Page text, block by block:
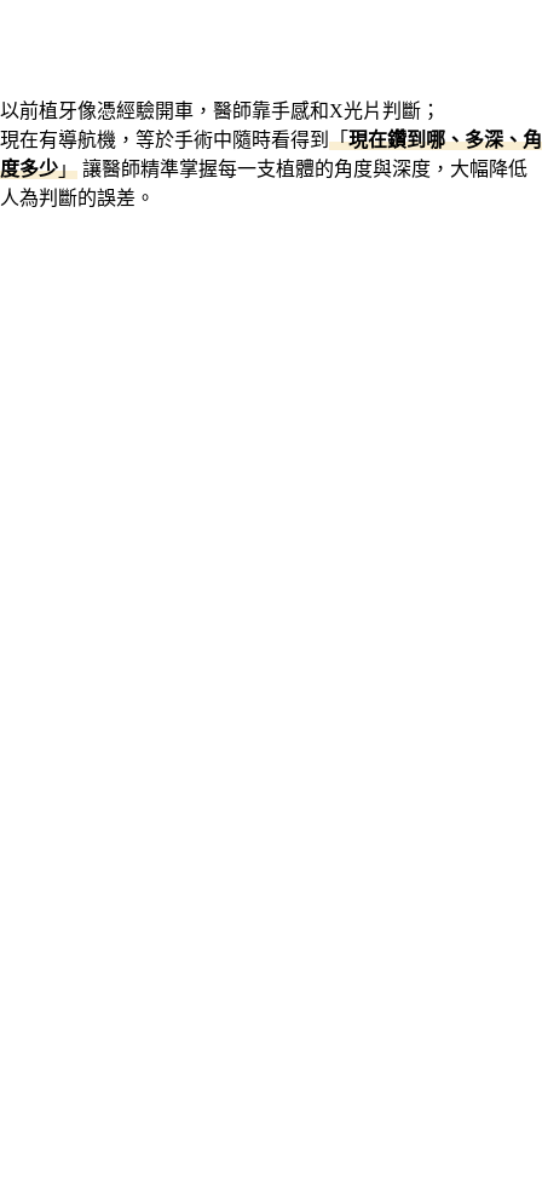
以前植牙像憑經驗開車，醫師靠手感和X光片判斷；
現在有導航機，等於手術中隨時看得到 「現在鑽到哪、多深、角
度多少」 讓醫師精準掌握每一支植體的角度與深度，大幅降低
人為判斷的誤差。